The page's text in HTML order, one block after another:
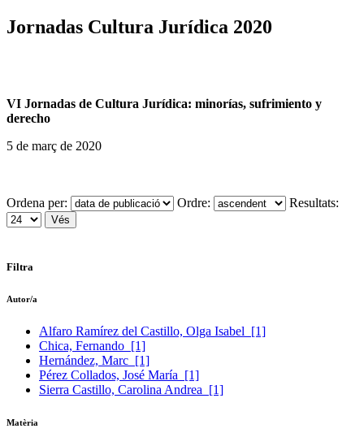
Jornadas Cultura Jurídica 2020
VI Jornadas de Cultura Jurídica: minorías, sufrimiento y
derecho
5 de març de 2020
Ordena per: Ordre: Resultats:
Filtra
Autor/a
Alfaro Ramírez del Castillo, Olga Isabel [1]
Chica, Fernando [1]
Hernández, Marc [1]
Pérez Collados, José María [1]
Sierra Castillo, Carolina Andrea [1]
Matèria